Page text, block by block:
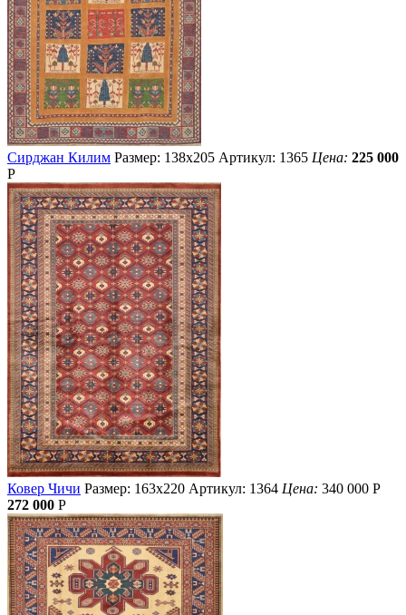
Сирджан Килим Размер: 138х205 Артикул: 1365 Цена: 225 000
Р
Ковер Чичи Размер: 163х220 Артикул: 1364 Цена: 340 000 Р
272 000 Р